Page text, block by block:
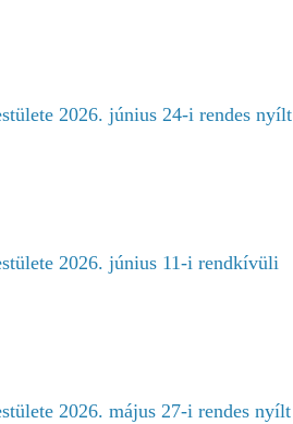
2026. június 24-i rendes nyílt
2026. június 11-i rendkívüli
2026. május 27-i rendes nyílt